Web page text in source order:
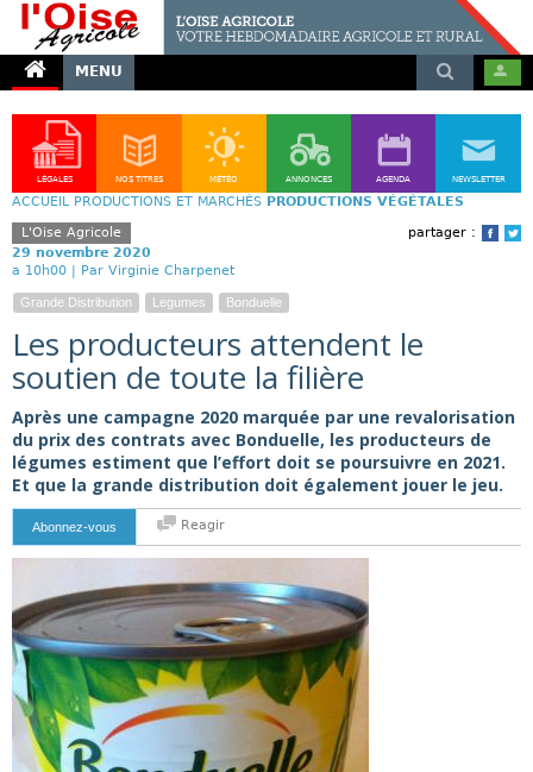
MENU
LÉGALES NOS TITRES MÉTÉO ANNONCES AGENDA NEWSLETTER
ACCUEIL PRODUCTIONS ET MARCHÉS PRODUCTIONS VÉGÉTALES
partager :
L'Oise Agricole
29 novembre 2020
a 10h00 | Par Virginie Charpenet
Grande Distribution Legumes Bonduelle
Les producteurs attendent le
soutien de toute la filière
Après une campagne 2020 marquée par une revalorisation
du prix des contrats avec Bonduelle, les producteurs de
légumes estiment que l’effort doit se poursuivre en 2021.
Et que la grande distribution doit également jouer le jeu.
Abonnez-vous Reagir